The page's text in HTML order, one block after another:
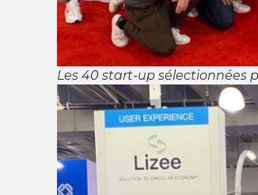
Les 40 start-up sélectionnées